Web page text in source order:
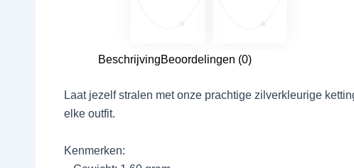
BeschrijvingBeoordelingen (0)
Laat jezelf stralen met onze prachtige zilverkleurige
elke outfit.
Kenmerken: